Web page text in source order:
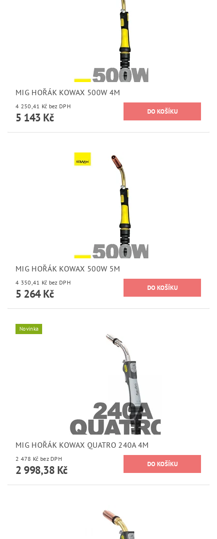
MIG HOŘÁK KOWAX 500W 4M
4 250,41 Kč bez DPH
5 143 Kč
MIG HOŘÁK KOWAX 500W 5M
4 350,41 Kč bez DPH
5 264 Kč
Novinka
MIG HOŘÁK KOWAX QUATRO 240A 4M
2 478 Kč bez DPH
2 998,38 Kč